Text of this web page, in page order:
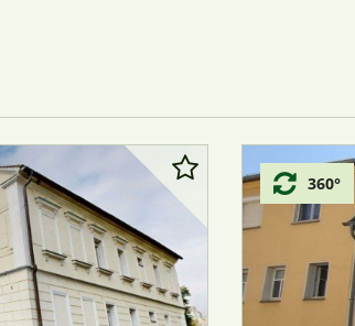
360°